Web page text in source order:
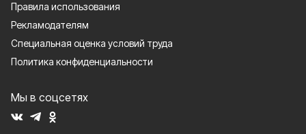
Правила использования
Рекламодателям
Специальная оценка условий труда
Политика конфиденциальности
Мы в соцсетях